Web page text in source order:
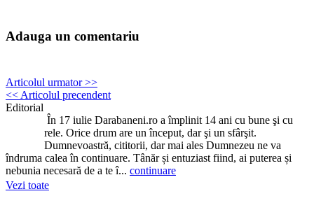
Adauga un comentariu
Articolul urmator >>
<< Articolul precendent
Editorial
În 17 iulie Darabaneni.ro a împlinit 14 ani cu bune şi cu
rele. Orice drum are un început, dar şi un sfârşit.
Dumnevoastră, cititorii, dar mai ales Dumnezeu ne va
îndruma calea în continuare. Tânăr și entuziast fiind, ai puterea și
nebunia necesară de a te î... continuare
Vezi toate